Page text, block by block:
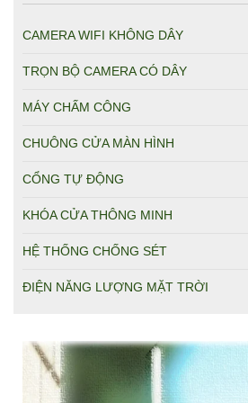
CAMERA WIFI KHÔNG DÂY
TRỌN BỘ CAMERA CÓ DÂY
MÁY CHẤM CÔNG
CHUÔNG CỬA MÀN HÌNH
CỔNG TỰ ĐỘNG
KHÓA CỬA THÔNG MINH
HỆ THỐNG CHỐNG SÉT
ĐIỆN NĂNG LƯỢNG MẶT TRỜI